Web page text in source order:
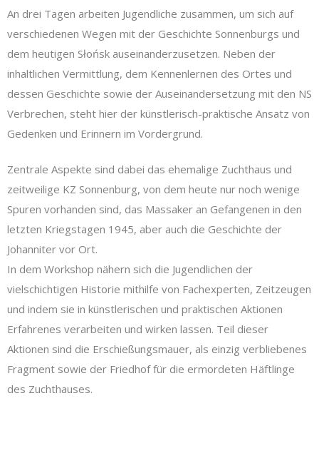
An drei Tagen arbeiten Jugendliche zusammen, um sich auf
verschiedenen Wegen mit der Geschichte Sonnenburgs und
dem heutigen Słońsk auseinanderzusetzen. Neben der
inhaltlichen Vermittlung, dem Kennenlernen des Ortes und
dessen Geschichte sowie der Auseinandersetzung mit den NS
Verbrechen, steht hier der künstlerisch-praktische Ansatz von
Gedenken und Erinnern im Vordergrund.
Zentrale Aspekte sind dabei das ehemalige Zuchthaus und
zeitweilige KZ Sonnenburg, von dem heute nur noch wenige
Spuren vorhanden sind, das Massaker an Gefangenen in den
letzten Kriegstagen 1945, aber auch die Geschichte der
Johanniter vor Ort.
In dem Workshop nähern sich die Jugendlichen der
vielschichtigen Historie mithilfe von Fachexperten, Zeitzeugen
und indem sie in künstlerischen und praktischen Aktionen
Erfahrenes verarbeiten und wirken lassen. Teil dieser
Aktionen sind die Erschießungsmauer, als einzig verbliebenes
Fragment sowie der Friedhof für die ermordeten Häftlinge
des Zuchthauses.